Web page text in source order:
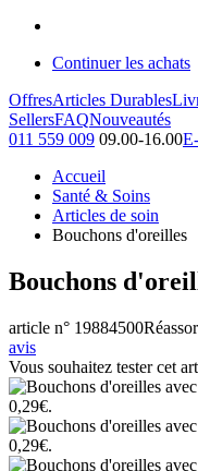
Continuer les achats
OffresArticles Durables
SellersFAQNouveautés
011 559 009 09.00-16.00
Accueil
Santé & Soins
Articles de soin
Bouchons d'oreilles
Bouchons
article n° 19884500
avis
Vous souhaitez tester cet